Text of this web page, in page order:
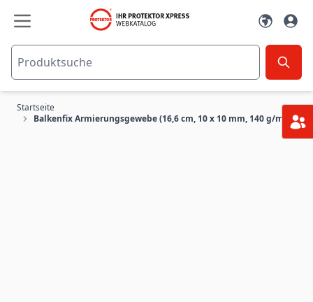
Zum Inhalt springen
Startseite
Balkenfix Armierungsgewebe (16,6 cm, 10 x 10 mm, 140 g/m²)